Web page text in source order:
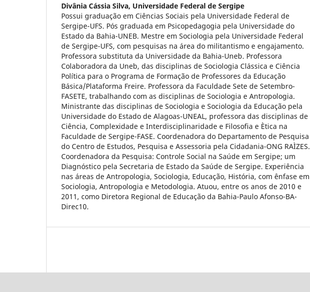
Divânia Cássia Silva, Universidade Federal de Sergipe
Possui graduação em Ciências Sociais pela Universidade Federal de
Sergipe-UFS. Pós graduada em Psicopedagogia pela Universidade do
Estado da Bahia-UNEB. Mestre em Sociologia pela Universidade Federal
de Sergipe-UFS, com pesquisas na área do militantismo e engajamento.
Professora substituta da Universidade da Bahia-Uneb. Professora
Colaboradora da Uneb, das disciplinas de Sociologia Clássica e Ciência
Política para o Programa de Formação de Professores da Educação
Básica/Plataforma Freire. Professora da Faculdade Sete de Setembro-
FASETE, trabalhando com as disciplinas de Sociologia e Antropologia.
Ministrante das disciplinas de Sociologia e Sociologia da Educação pela
Universidade do Estado de Alagoas-UNEAL, professora das disciplinas de
Ciência, Complexidade e Interdisciplinaridade e Filosofia e Ètica na
Faculdade de Sergipe-FASE. Coordenadora do Departamento de Pesquisa
do Centro de Estudos, Pesquisa e Assessoria pela Cidadania-ONG RAÌZES.
Coordenadora da Pesquisa: Controle Social na Saúde em Sergipe; um
Diagnóstico pela Secretaria de Estado da Saúde de Sergipe. Experiência
nas áreas de Antropologia, Sociologia, Educação, História, com ênfase em
Sociologia, Antropologia e Metodologia. Atuou, entre os anos de 2010 e
2011, como Diretora Regional de Educação da Bahia-Paulo Afonso-BA-
Direc10.